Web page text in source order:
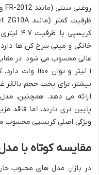
خانگی و مینی سرخ کن ها
بیشتر، برای پخت حجم بالاتر
ارائه می دهد. همچنین،
پایین تری دارند، اما
ویژگی اصلی کریسپی محسوب
مقایسه کوتاه با